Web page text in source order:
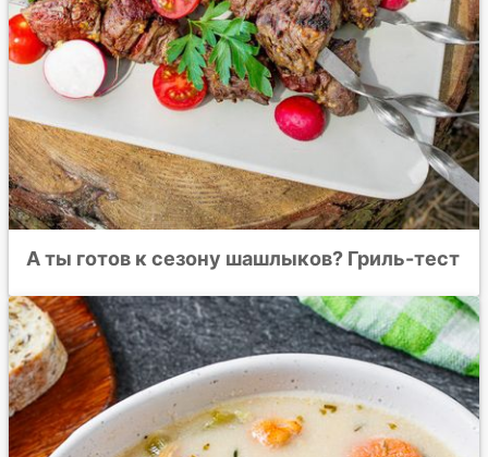
А ты готов к сезону шашлыков? Гриль-тест